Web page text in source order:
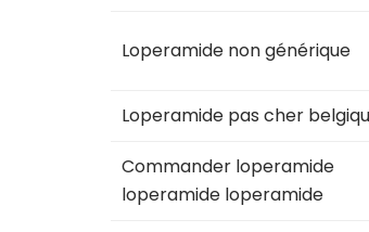
Loperamide non générique
Loperamide pas cher
Commander loperamide
loperamide loperamide